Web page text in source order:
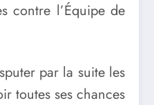
contre l’Équipe de
par la suite les
toutes ses chances